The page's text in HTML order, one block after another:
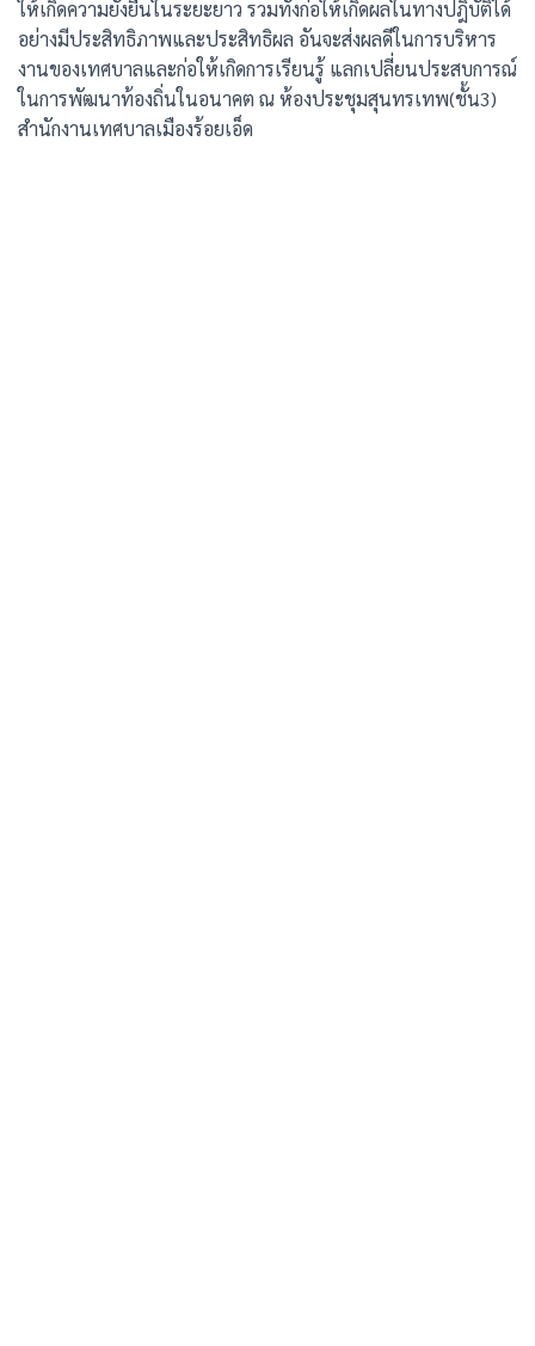
ให้เกิดความยั่งยืนในระยะยาว รวมทั้งก่อให้เกิดผลในทางปฎิบัติได้
อย่างมีประสิทธิภาพและประสิทธิผล อันจะส่งผลดีในการบริหาร
งานของเทศบาลและก่อให้เกิดการเรียนรู้ แลกเปลี่ยนประสบการณ์
ในการพัฒนาท้องถิ่นในอนาคต ณ ห้องประชุมสุนทรเทพ(ชั้น3)
สำนักงานเทศบาลเมืองร้อยเอ็ด